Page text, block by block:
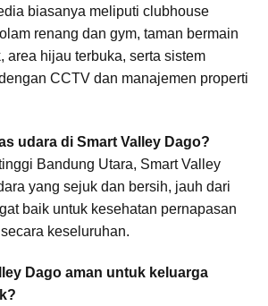
biasanya meliputi clubhouse
renang dan gym, taman bermain
area hijau terbuka, serta sistem
CCTV dan manajemen properti
udara di Smart Valley Dago?
Bandung Utara, Smart Valley
yang sejuk dan bersih, jauh dari
baik untuk kesehatan pernapasan
keseluruhan.
Dago aman untuk keluarga